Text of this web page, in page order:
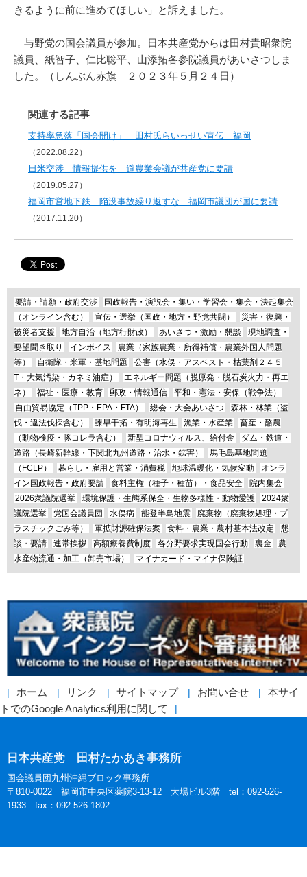
きるように前に進めてほしい」と訴えました。
与野党の国会議員が参加。日本共産党からは田村貴昭衆院
議員、紙智子、仁比聡平、山添拓各参院議員があいさつしま
した。（しんぶん赤旗 ２０２３年５月２４日）
関連する記事
支持率急落「国会開け」 田村氏らいっせい宣伝 福岡
（2022.08.22）
日米交渉 情報提供を 道農業会議が共産党に要請
（2019.05.27）
福岡市営地下鉄 陥没事故繰り返すな 福岡市議団が国に要請
（2017.11.20）
要請・請願・政府交渉
国政報告・演説会・集い・学習会・集会・決起集会
（オンライン含む）
宣伝・選挙（国政・地方・野党共闘）
災害・復興・
被災者支援
地方自治（地方行財政） あいさつ・激励・懇談
現地調査・
要望聞き取り
インボイス
農業（家族農業・所得補償・農業外国人問題
等）
自衛隊・米軍・基地問題
公害（水俣・アスベスト・枯葉剤２４５
T・大気汚染・カネミ油症）
エネルギー問題（脱原発・脱石炭火力・再エ
ネ）
福祉・医療・教育 郵政・情報通信
平和・憲法・安保（戦争法）
自由貿易協定（TPP・EPA・FTA）
総会・大会あいさつ
森林・林業（盗
伐・違法伐採含む）
諫早干拓・有明海再生 漁業・水産業
畜産・酪農
（動物検疫・豚コレラ含む）
新型コロナウィルス、給付金
ダム・鉄道・
道路（長崎新幹線・下関北九州道路・治水・鉱害）
馬毛島基地問題
（FCLP）
暮らし・雇用と営業・消費税 地球温暖化・気候変動
オンラ
イン国政報告・政府要請
食料主権（種子・種苗）・食品安全
院内集会
2026衆議院選挙
環境保護・生態系保全・生物多様性・動物愛護
2024衆
議院選挙
党国会議員団 水俣病 能登半島地震
廃棄物（廃棄物処理・プ
ラスチックごみ等）
軍拡財源確保法案 食料・農業・農村基本法改定
懇
談・要請
連帯挨拶 高額療養費制度 各分野要求実現国会行動 裏金
農
水産物流通・加工（卸売市場）
マイナカード・マイナ保険証
ホーム リンク サイトマップ お問い合せ
本サイ
トでのGoogle Analytics利用に関して
日本共産党 田村たかあき事務所
国会議員団九州沖縄ブロック事務所
〒810-0022 福岡市中央区薬院3-13-12 大場ビル3階 tel：092-526-
1933 fax：092-526-1802